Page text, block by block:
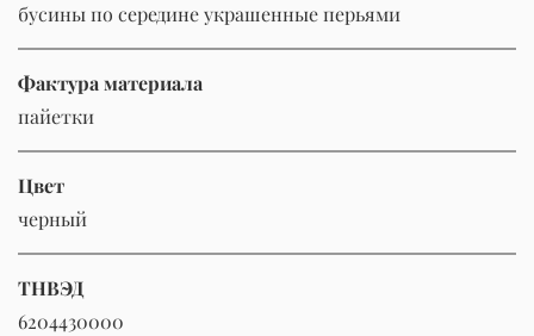
бусины по середине украшенные перьями
Фактура материала
пайетки
Цвет
черный
ТНВЭД
6204430000